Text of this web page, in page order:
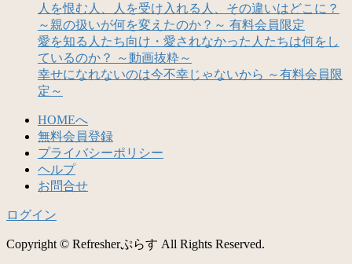
人を恨む人、人を受け入れる人、その違いはどこに？
～親の扱いが何を変えたのか？～ 有料会員限定
愛を知る人たち向け・愛されなかった人たちは何をし
ているのか？ ～動画抜粋～
幸せになれないのは今不幸じゃないから ～有料会員限
定～
HOMEへ
無料会員登録
プライバシーポリシー
ヘルプ
お問合せ
ログイン
Copyright © Refresherぷらす All Rights Reserved.